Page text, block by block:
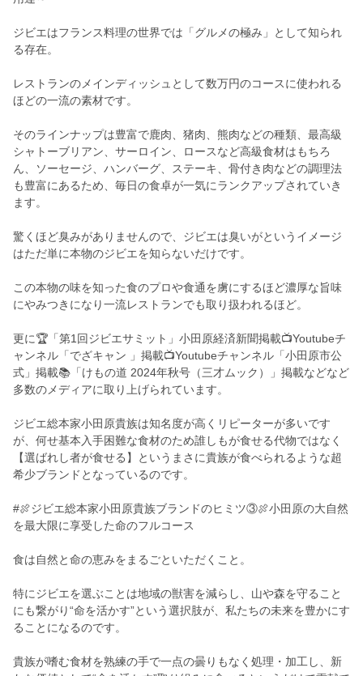
ジビエはフランス料理の世界では「グルメの極み」として知られ
る存在。
レストランのメインディッシュとして数万円のコースに使われる
ほどの一流の素材です。
そのラインナップは豊富で鹿肉、猪肉、熊肉などの種類、最高級
シャトーブリアン、サーロイン、ロースなど高級食材はもちろ
ん、ソーセージ、ハンバーグ、ステーキ、骨付き肉などの調理法
も豊富にあるため、毎日の食卓が一気にランクアップされていき
ます。
驚くほど臭みがありませんので、ジビエは臭いがというイメージ
はただ単に本物のジビエを知らないだけです。
この本物の味を知った食のプロや食通を虜にするほど濃厚な旨味
にやみつきになり一流レストランでも取り扱われるほど。
更に🏆「第1回ジビエサミット」小田原経済新聞掲載📺Youtubeチ
ャンネル「でざキャン 」掲載📺Youtubeチャンネル「小田原市公
式」掲載📚「けもの道 2024年秋号（三才ムック）」掲載などなど
多数のメディアに取り上げられています。
ジビエ総本家小田原貴族は知名度が高くリピーターが多いです
が、何せ基本入手困難な食材のため誰しもが食せる代物ではなく
【選ばれし者が食せる】というまさに貴族が食べられるような超
希少ブランドとなっているのです。
#🍖ジビエ総本家小田原貴族ブランドのヒミツ③🍖小田原の大自然
を最大限に享受した命のフルコース
食は自然と命の恵みをまるごといただくこと。
特にジビエを選ぶことは地域の獣害を減らし、山や森を守ること
にも繋がり“命を活かす”という選択肢が、私たちの未来を豊かにす
ることになるのです。
貴族が嗜む食材を熟練の手で一点の曇りもなく処理・加工し、新